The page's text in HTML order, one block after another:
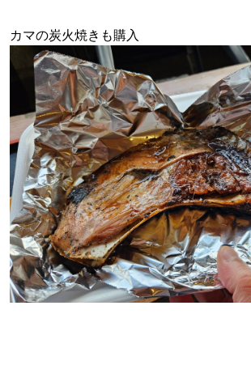
カマの炭火焼きも購入